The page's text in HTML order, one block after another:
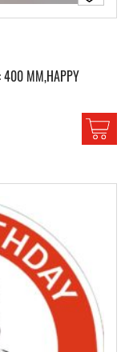
400 MM,HAPPY